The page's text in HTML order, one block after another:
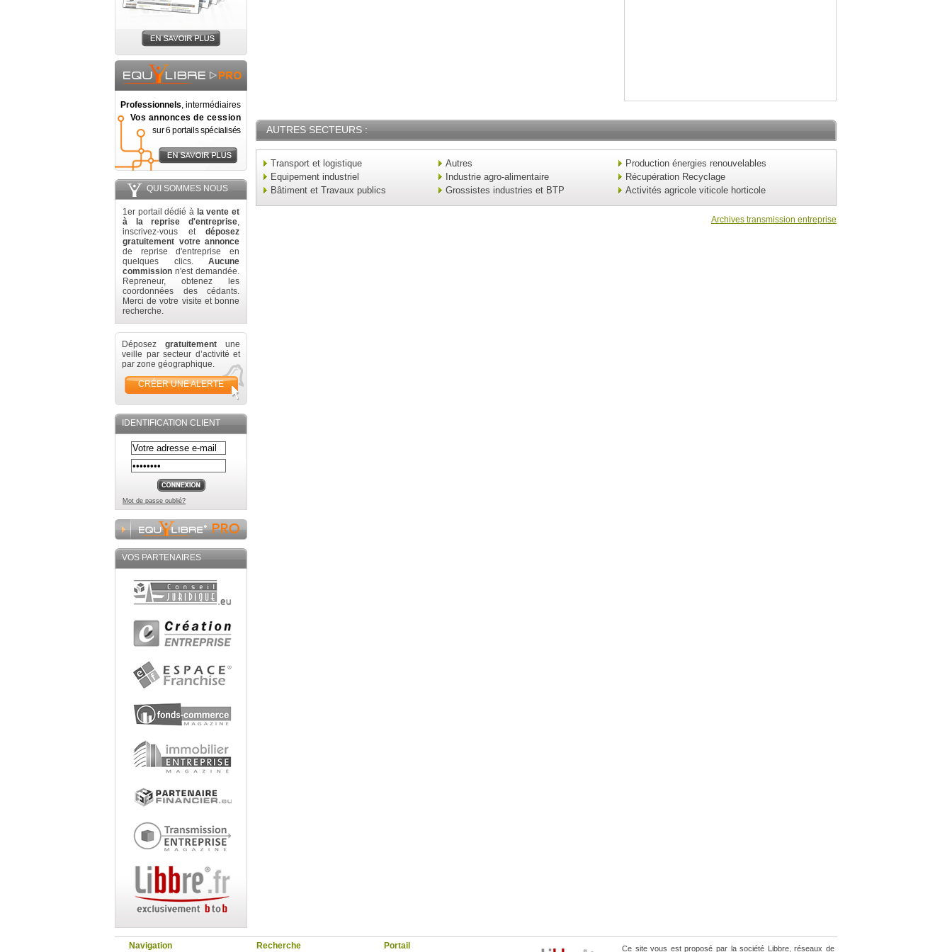
Professionnels, intermédiaires
Vos annonces de cession
sur 6 portails spécialisés
QUI SOMMES NOUS
1er portail dédié à la vente et
à la reprise d'entreprise,
inscrivez-vous et déposez
gratuitement votre annonce
de reprise d'entreprise en
quelques clics. Aucune
commission n'est demandée.
Repreneur, obtenez les
coordonnées des cédants.
Merci de votre visite et bonne
recherche.
Déposez gratuitement une
veille par secteur d’activité et
par zone géographique.
CRÉER UNE ALERTE
IDENTIFICATION CLIENT
Mot de passe oublié?
VOS PARTENAIRES
AUTRES SECTEURS :
Transport et logistique
Equipement industriel
Bâtiment et Travaux publics
Autres
Industrie agro-alimentaire
Grossistes industries et BTP
Production énergies renouvelables
Récupération Recyclage
Activités agricole viticole horticole
Archives transmission entreprise
Navigation Recherche Portail Ce site vous est proposé par la société Libbre, réseaux de